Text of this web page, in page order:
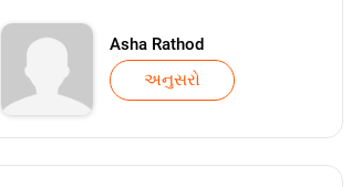
Asha Rathod
અનુસરો